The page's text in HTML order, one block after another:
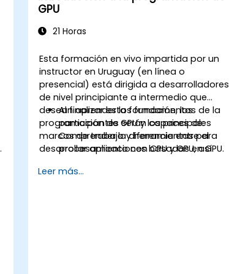
GPU
21 Horas
Esta formación en vivo impartida por un
instructor en Uruguay (en línea o
presencial) está dirigida a desarrolladores
de nivel principiante a intermedio que
desean aprender los fundamentos de la
programación de GPU y los principales
marcos de trabajo y herramientas para
desarrollar aplicaciones basadas en GPU.
Al finalizar esta formación, los
participantes serán capaces de:
Comprender la diferencia entre el
procesamiento con CPU y GPU, así
programación de GPU.
Leer más...